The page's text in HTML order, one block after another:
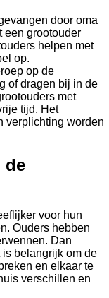
door oma
een grootouder
helpen met
op.
op de
of dragen bij in de
met
tijd. Het
verplichting worden
de
voor hun
Ouders hebben
Dan
belangrijk om de
en elkaar te
verschillen en